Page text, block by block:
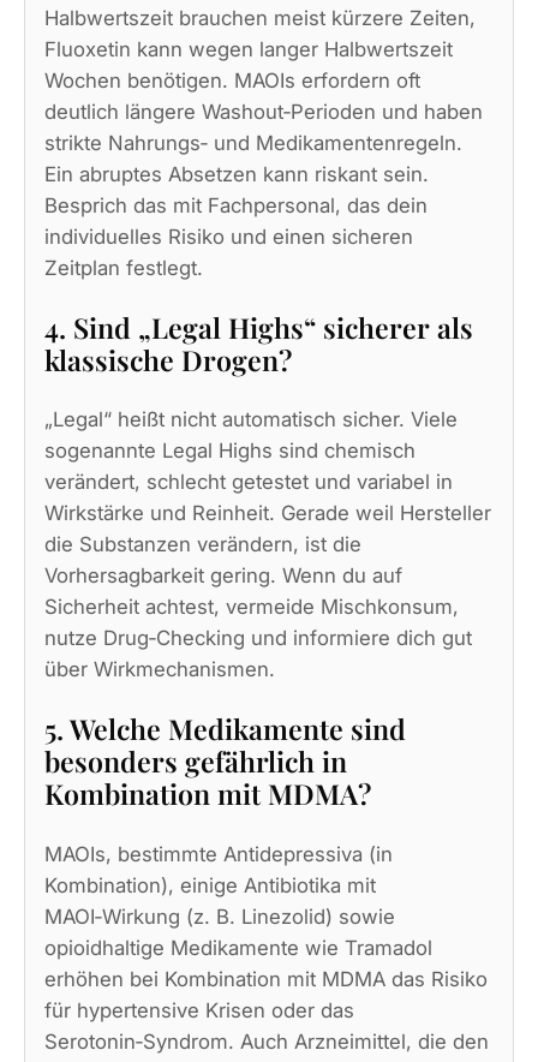
Halbwertszeit brauchen meist kürzere Zeiten,
Fluoxetin kann wegen langer Halbwertszeit
Wochen benötigen. MAOIs erfordern oft
deutlich längere Washout‑Perioden und haben
strikte Nahrungs‑ und Medikamentenregeln.
Ein abruptes Absetzen kann riskant sein.
Besprich das mit Fachpersonal, das dein
individuelles Risiko und einen sicheren
Zeitplan festlegt.
4. Sind „Legal Highs“ sicherer als
klassische Drogen?
„Legal“ heißt nicht automatisch sicher. Viele
sogenannte Legal Highs sind chemisch
verändert, schlecht getestet und variabel in
Wirkstärke und Reinheit. Gerade weil Hersteller
die Substanzen verändern, ist die
Vorhersagbarkeit gering. Wenn du auf
Sicherheit achtest, vermeide Mischkonsum,
nutze Drug‑Checking und informiere dich gut
über Wirkmechanismen.
5. Welche Medikamente sind
besonders gefährlich in
Kombination mit MDMA?
MAOIs, bestimmte Antidepressiva (in
Kombination), einige Antibiotika mit
MAOI‑Wirkung (z. B. Linezolid) sowie
opioidhaltige Medikamente wie Tramadol
erhöhen bei Kombination mit MDMA das Risiko
für hypertensive Krisen oder das
Serotonin‑Syndrom. Auch Arzneimittel, die den